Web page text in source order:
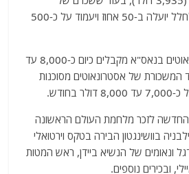
קוסמונאוטים שכבר טסו לחלל יועלה ב-50 אחוז ויעמוד על כ-500
לפי הבכיר הרוסי, אסטרונאוטים בנאס"א מקבלים כיום כ-8,000 עד
המשכורת של אסטרונאוטים מסוכנות
לזכר מלחמת העולם הראשונה
בוושינגטון הבירה בטקס וירטואלי
ונאומים של הנשיא ביידן, ראש המטות
ובכירים נוספים.